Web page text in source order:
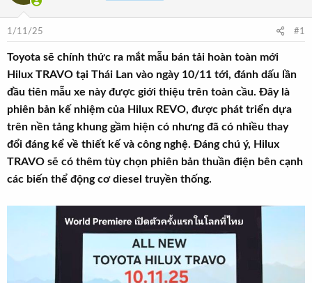
d
t
a
r
r
đ
ầ
1/11/25 #1
Toyota sẽ chính thức ra mắt mẫu bán tải hoàn toàn mới
Hilux TRAVO tại Thái Lan vào ngày 10/11 tới, đánh dấu lần
đầu tiên mẫu xe này được giới thiệu trên toàn cầu. Đây là
phiên bản kế nhiệm của Hilux REVO, được phát triển dựa
trên nền tảng khung gầm hiện có nhưng đã có nhiều thay
đổi đáng kể về thiết kế và công nghệ. Đáng chú ý, Hilux
TRAVO sẽ có thêm tùy chọn phiên bản thuần điện bên cạnh
các biến thể động cơ diesel truyền thống.